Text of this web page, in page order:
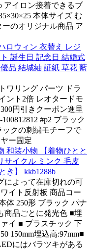
アイロン接着できるブ
本体サイズ む
のオリジナル商品 ア
ロウィン 衣替え レジ
誕生日 記念日 結婚式
品 結城紬 証紙 草花 藍
ワリング パーツ ドラ
ント2倍 レオタードモ
円引きクーポン進呈
#p2 ブラック
ックの刺繍モチーフで
ー固定
和装小物 【着物ひとと
サイクル ミンク 毛皮
き】 kkb1288b
によって在庫切れの可
イト反射板 商品コー
体 250形 ブラック パナ
商品ごとに発光色 ■埋
イ ■ プラスチック 下
150mm埋込高:97mm■
にはバラツキがある